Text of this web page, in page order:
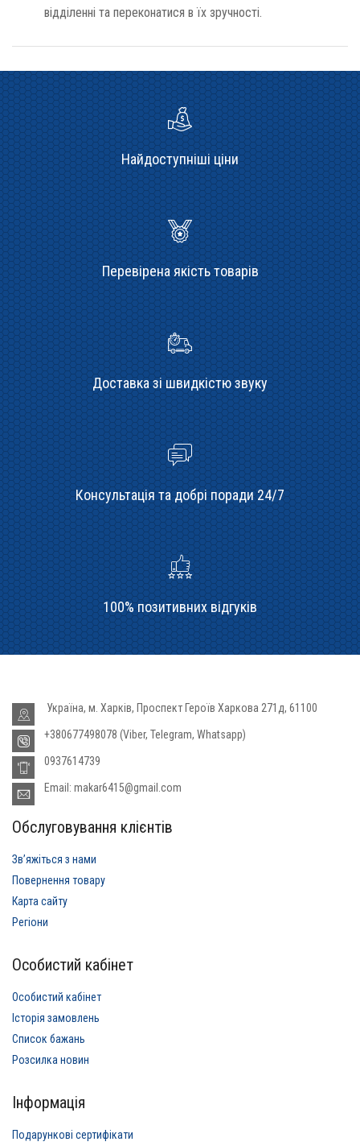
відділенні та переконатися в їх зручності.
Найдоступніші ціни
Перевірена якість товарів
Доставка зі швидкістю звуку
Консультація та добрі поради 24/7
100% позитивних відгуків
Україна, м. Харків, Проспект Героїв Харкова 271д, 61100
+380677498078 (Viber, Telegram, Whatsapp)
0937614739
Email: makar6415@gmail.com
Обслуговування клієнтів
Звʼяжіться з нами
Повернення товару
Карта сайту
Регіони
Особистий кабінет
Особистий кабінет
Історія замовлень
Список бажань
Розсилка новин
Інформація
Подарункові сертифікати